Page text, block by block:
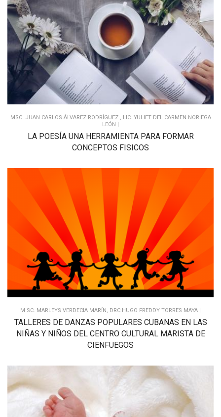
MSC. JUAN CARLOS ÁLVAREZ RODRÍGUEZ , LIC. YULIET DEL CARMEN NORIEGA
LEÓN |
LA POESÍA UNA HERRAMIENTA PARA FORMAR
CONCEPTOS FISICOS
M SC. MARLEYS VERDECIA MARÍN, DRC HUGO FREDDY TORRES MAYA |
TALLERES DE DANZAS POPULARES CUBANAS EN LAS
NIÑAS Y NIÑOS DEL CENTRO CULTURAL MARISTA DE
CIENFUEGOS